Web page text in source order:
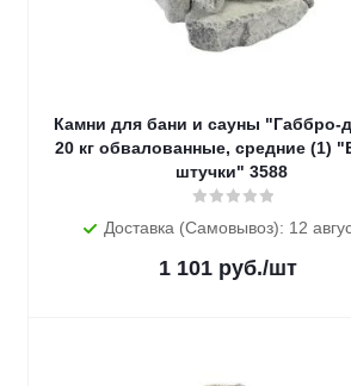
Камни для бани и сауны "Габбро-
20 кг обвалованные, средние (1)
штучки" 3588
Доставка (Самовывоз): 12
1 101руб./шт